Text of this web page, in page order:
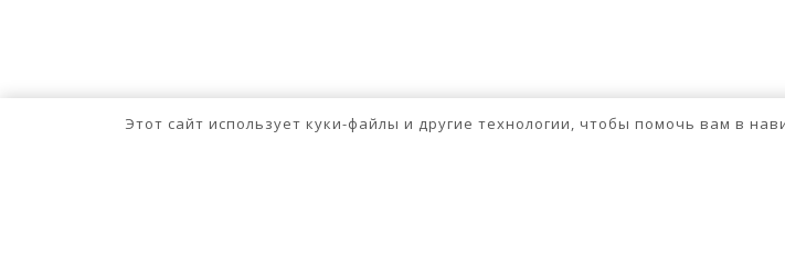
Этот сайт использует куки-файлы и другие технологии, чтобы помочь вам в